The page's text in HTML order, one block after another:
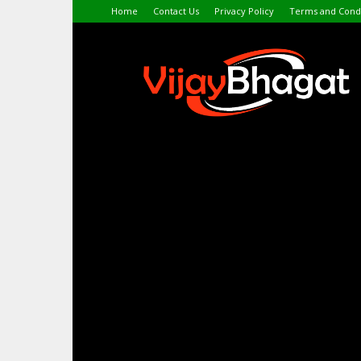
Home Contact Us Privacy Policy Terms and
VijayBhagat.com